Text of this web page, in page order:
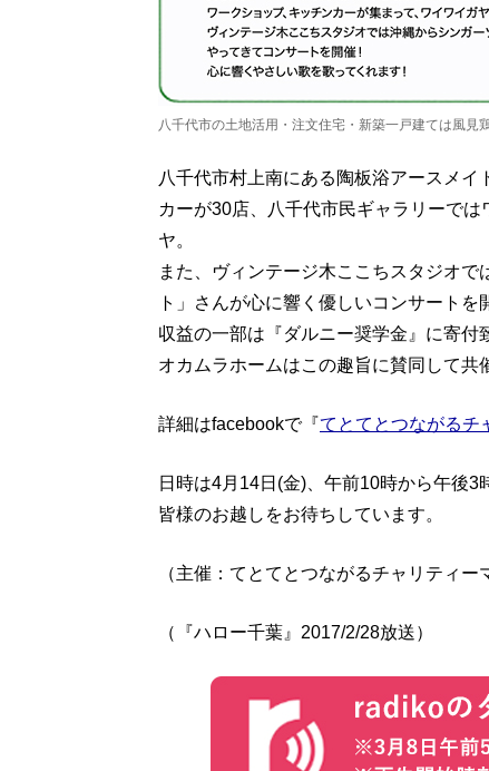
八千代市の土地活用・注文住宅・新築一戸建ては風見
八千代市村上南にある陶板浴アースメ
カーが30店、八千代市民ギャラリーで
ヤ。
また、ヴィンテージ木ここちスタジオ
ト」さんが心に響く優しいコンサートを
収益の一部は『ダルニー奨学金』に寄付
オカムラホームはこの趣旨に賛同して共
詳細はfacebookで『てとてとつながるチ
日時は4月14日(金)、午前10時から午後3
皆様のお越しをお待ちしています。
（主催：てとてとつながるチャリティー
（『ハロー千葉』2017/2/28放送）